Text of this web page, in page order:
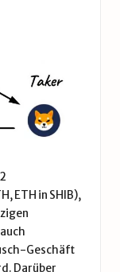
ETH in SHIB),
Geschäft
Darüber